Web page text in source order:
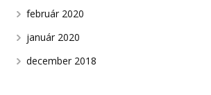
február 2020
január 2020
december 2018